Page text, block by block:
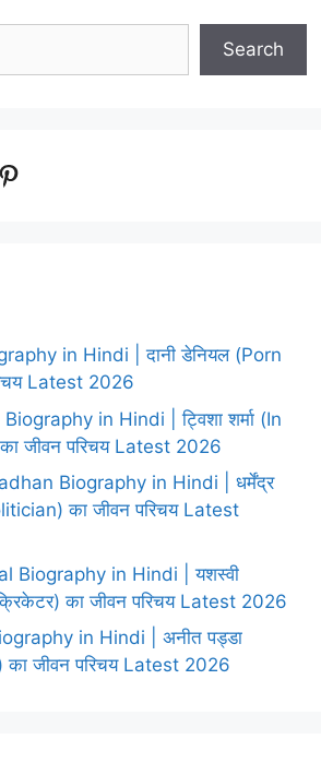
Search
Pinterest
in Hindi | दानी डेनियल (Porn
Latest 2026
in Hindi | ट्विशा शर्मा (In
जीवन परिचय Latest 2026
Biography in Hindi | धर्मेंद्र
का जीवन परिचय Latest
Biography in Hindi | यशस्वी
का जीवन परिचय Latest 2026
in Hindi | अनीत पड्डा
जीवन परिचय Latest 2026